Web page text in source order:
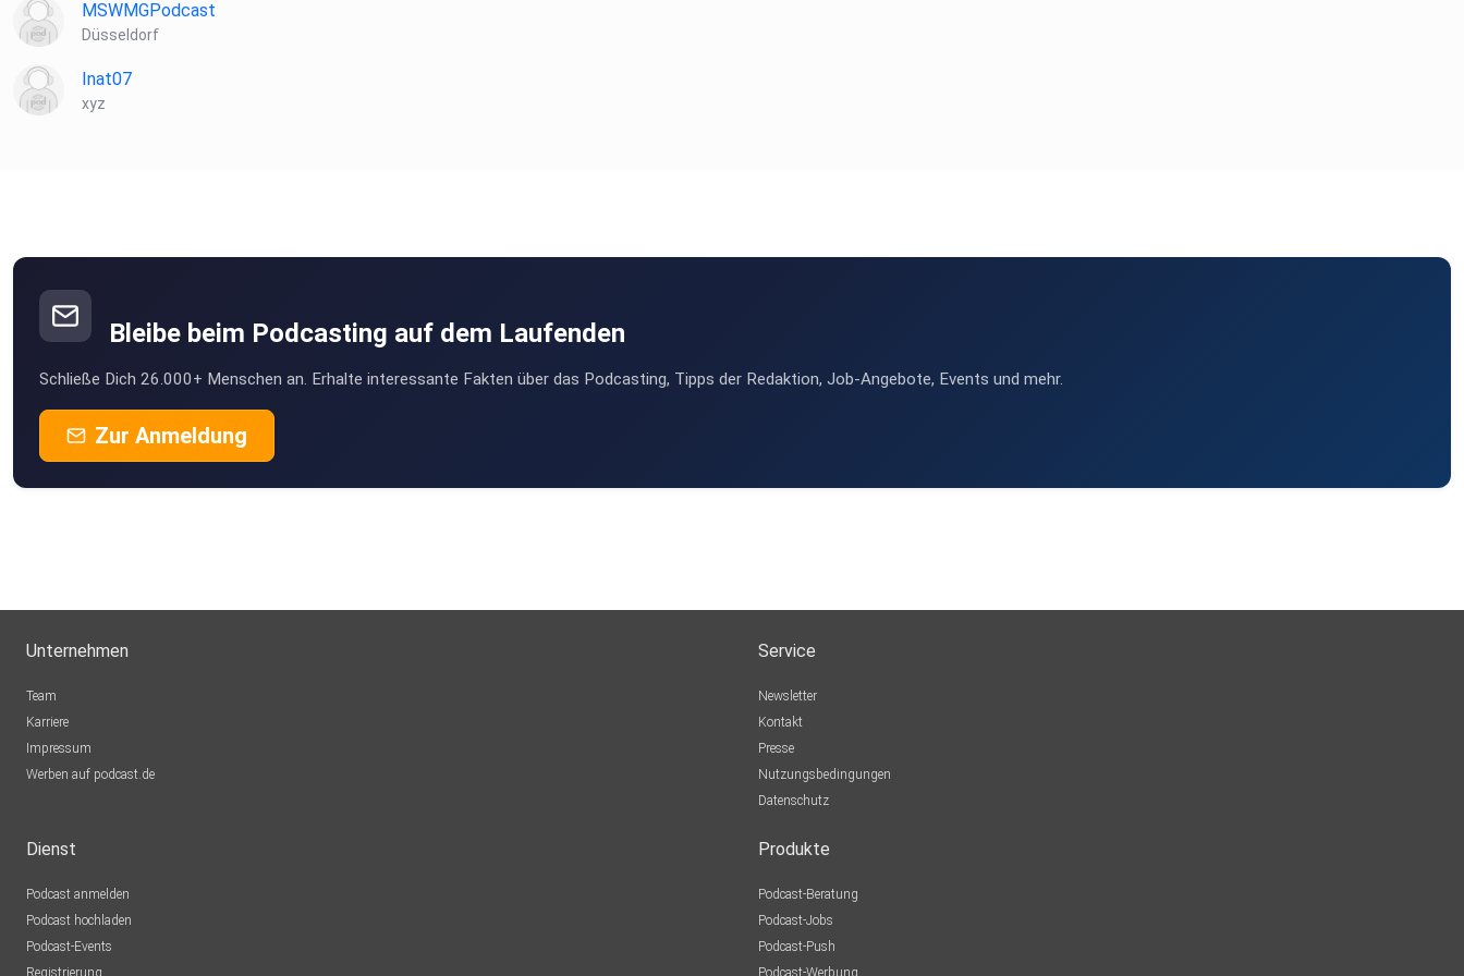
MSWMGPodcast
Düsseldorf
Inat07
xyz
Bleibe beim Podcasting auf dem Laufenden
Schließe Dich 26.000+ Menschen an. Erhalte interessante Fakten über das Podcasting, Tipps der Redaktion, Job-Angebote, Events und mehr.
Zur Anmeldung
Unternehmen
Team
Karriere
Impressum
Werben auf podcast.de
Service
Newsletter
Kontakt
Presse
Nutzungsbedingungen
Datenschutz
Dienst
Podcast anmelden
Podcast hochladen
Podcast-Events
Registrierung
Produkte
Podcast-Beratung
Podcast-Jobs
Podcast-Push
Podcast-Werbung